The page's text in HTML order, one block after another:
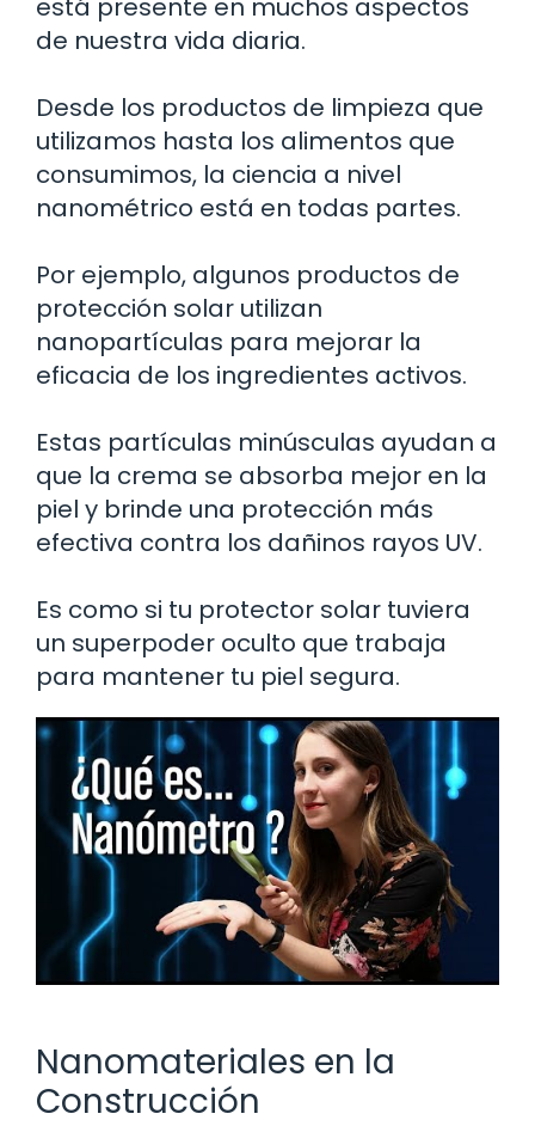
está presente en muchos aspectos
de nuestra vida diaria.
Desde los productos de limpieza que
utilizamos hasta los alimentos que
consumimos, la ciencia a nivel
nanométrico está en todas partes.
Por ejemplo, algunos productos de
protección solar utilizan
nanopartículas para mejorar la
eficacia de los ingredientes activos.
Estas partículas minúsculas ayudan a
que la crema se absorba mejor en la
piel y brinde una protección más
efectiva contra los dañinos rayos UV.
Es como si tu protector solar tuviera
un superpoder oculto que trabaja
para mantener tu piel segura.
Nanomateriales en la
Construcción